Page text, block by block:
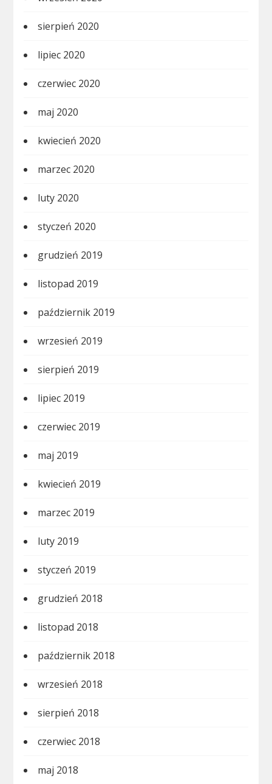
sierpień 2020
lipiec 2020
czerwiec 2020
maj 2020
kwiecień 2020
marzec 2020
luty 2020
styczeń 2020
grudzień 2019
listopad 2019
październik 2019
wrzesień 2019
sierpień 2019
lipiec 2019
czerwiec 2019
maj 2019
kwiecień 2019
marzec 2019
luty 2019
styczeń 2019
grudzień 2018
listopad 2018
październik 2018
wrzesień 2018
sierpień 2018
czerwiec 2018
maj 2018